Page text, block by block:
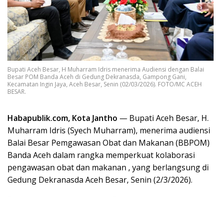
Bupati Aceh Besar, H Muharram Idris menerima Audiensi dengan Balai
Besar POM Banda Aceh di Gedung Dekranasda, Gampong Gani,
Kecamatan Ingin Jaya, Aceh Besar, Senin (02/03/2026). FOTO/MC ACEH
BESAR.
Habapublik.com, Kota Jantho — Bupati Aceh Besar, H.
Muharram Idris (Syech Muharram), menerima audiensi
Balai Besar Pemgawasan Obat dan Makanan (BBPOM)
Banda Aceh dalam rangka memperkuat kolaborasi
pengawasan obat dan makanan , yang berlangsung di
Gedung Dekranasda Aceh Besar, Senin (2/3/2026).